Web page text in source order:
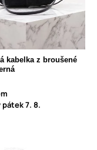
kabelka z broušené
pátek7. 8.